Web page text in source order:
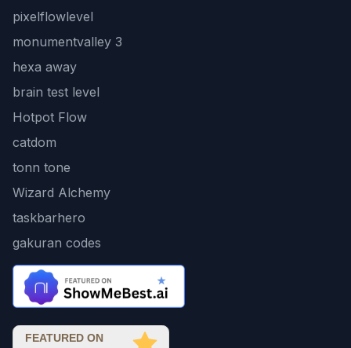
pixelflowlevel
monumentvalley 3
hexa away
brain test level
Hotpot Flow
catdom
tonn tone
Wizard Alchemy
taskbarhero
gakuran codes